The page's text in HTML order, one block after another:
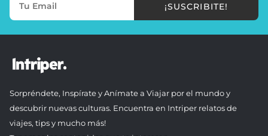
¡SUSCRIBITE!
Sorpréndete, Inspírate y Anímate a Viajar por el mundo y
descubrir nuevas culturas. Encuentra en Intriper relatos de
viajes, tips y mucho más!